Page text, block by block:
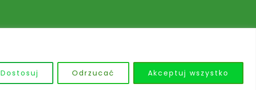
Dostosuj Odrzucać Akceptuj wszystko